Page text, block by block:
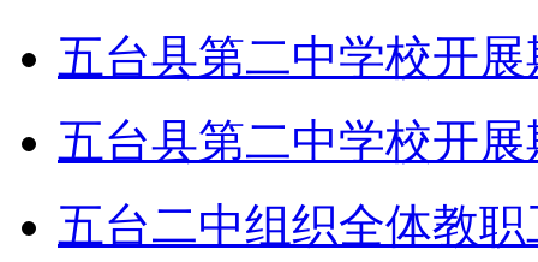
五台县第二中学校开
五台县第二中学校开
五台二中组织全体教